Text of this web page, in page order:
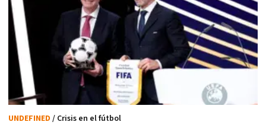
UNDEFINED / Crisis en el fútbol